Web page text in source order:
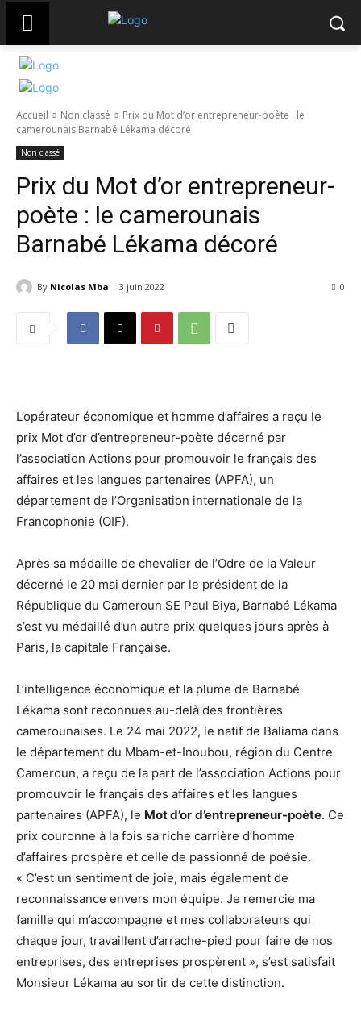
Accueil Non classé
Prix du Mot d’or entrepreneur-poète : le
camerounais Barnabé Lékama décoré
Non classé
Prix du Mot d’or entrepreneur-
poète : le camerounais
Barnabé Lékama décoré
By Nicolas Mba 3 juin 2022 0
L’opérateur économique et homme d’affaires a reçu le
prix Mot d’or d’entrepreneur-poète décerné par
l’association Actions pour promouvoir le français des
affaires et les langues partenaires (APFA), un
département de l’Organisation internationale de la
Francophonie (OIF).
Après sa médaille de chevalier de l’Odre de la Valeur
décerné le 20 mai dernier par le président de la
République du Cameroun SE Paul Biya, Barnabé Lékama
s’est vu médaillé d’un autre prix quelques jours après à
Paris, la capitale Française.
L’intelligence économique et la plume de Barnabé
Lékama sont reconnues au-delà des frontières
camerounaises. Le 24 mai 2022, le natif de Baliama dans
le département du Mbam-et-Inoubou, région du Centre
Cameroun, a reçu de la part de l’association Actions pour
promouvoir le français des affaires et les langues
partenaires (APFA), le Mot d’or d’entrepreneur-poète. Ce
prix couronne à la fois sa riche carrière d’homme
d’affaires prospère et celle de passionné de poésie.
« C’est un sentiment de joie, mais également de
reconnaissance envers mon équipe. Je remercie ma
famille qui m’accompagne et mes collaborateurs qui
chaque jour, travaillent d’arrache-pied pour faire de nos
entreprises, des entreprises prospèrent », s’est satisfait
Monsieur Lékama au sortir de cette distinction.